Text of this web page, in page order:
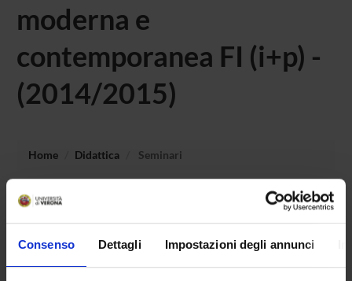
Consenso Dettagli Impostazioni degli annunci
moderna e
contemporanea FI (i+p) -
(2014/2015)
Home Didattica Seminari
Non è stato trovato alcun seminario relativo
all'insegnamento Letteratura italiana moderna e
contemporanea FI (i+p).